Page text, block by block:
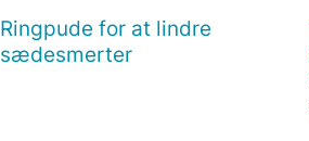
 Vis her
Ringpude for at lindre
sædesmerter